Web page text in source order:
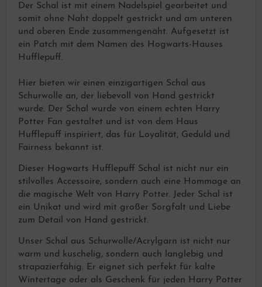
Der Schal ist mit einem Nadelspiel gearbeitet und
somit ohne Naht doppelt gestrickt und am unteren
und oberen Ende zusammengenäht. Aufgesetzt ist
ein Patch mit dem Namen des Hogwarts-Hauses
Hufflepuff.
Hier bieten wir einen einzigartigen Schal aus
Schurwolle an, der liebevoll von Hand gestrickt
wurde. Der Schal wurde von einem echten Harry
Potter Fan gestaltet und ist von dem Haus
Hufflepuff inspiriert, das für Loyalität, Geduld und
Fairness bekannt ist.
Dieser Hogwarts Hufflepuff Schal ist nicht nur ein
stilvolles Accessoire, sondern auch eine Hommage an
die magische Welt von Harry Potter. Jeder Schal ist
ein Unikat und wird mit großer Sorgfalt und Liebe
zum Detail von Hand gestrickt.
Unser Schal aus Schurwolle/Acrylgarn ist nicht nur
warm und kuschelig, sondern auch langlebig und
strapazierfähig. Er eignet sich perfekt für kalte
Wintertage oder als Geschenk für jeden Harry Potter